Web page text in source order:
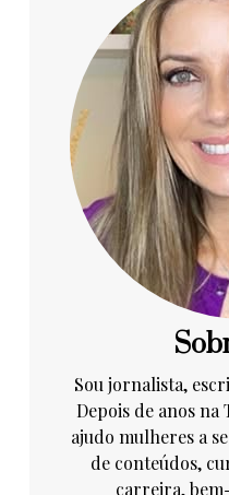
Sou jornalista,
Depois de anos na
ajudo mulheres a
de conteúdos,
carreira,